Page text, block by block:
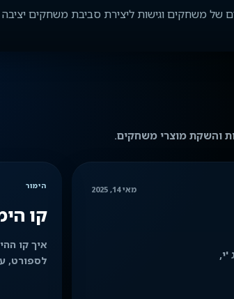
משחקים וגישות ליצירת סביבת משחקים יציבה
והשקת מוצרי משחקים.
מאי 14, 2025
'י,
הימור
קו
איך קו
לספורט,